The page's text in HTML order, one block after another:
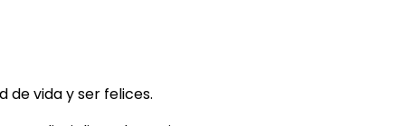
de vida y ser felices.